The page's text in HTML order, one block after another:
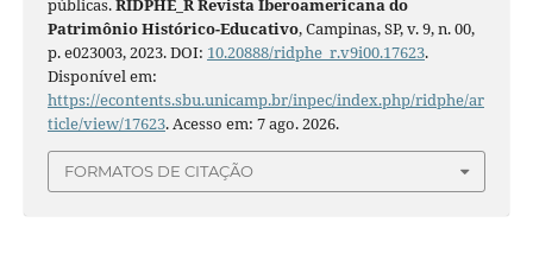
públicas.RIDPHE_R Revista Iberoamericana do
Patrimônio Histórico-Educativo, Campinas, SP, v. 9, n. 00,
p. e023003, 2023. DOI: 10.20888/ridphe_r.v9i00.17623.
Disponível em:
https://econtents.sbu.unicamp.br/inpec/index.php/ridphe/ar
ticle/view/17623. Acesso em: 7 ago. 2026.
FORMATOS DE CITAÇÃO